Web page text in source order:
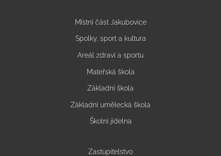
Místní část Jakubovice
Spolky, sport a kultura
Areál zdraví a sportu
Mateřská škola
Základní škola
Základní umělecká škola
Školní jídelna
Zastupitelstvo